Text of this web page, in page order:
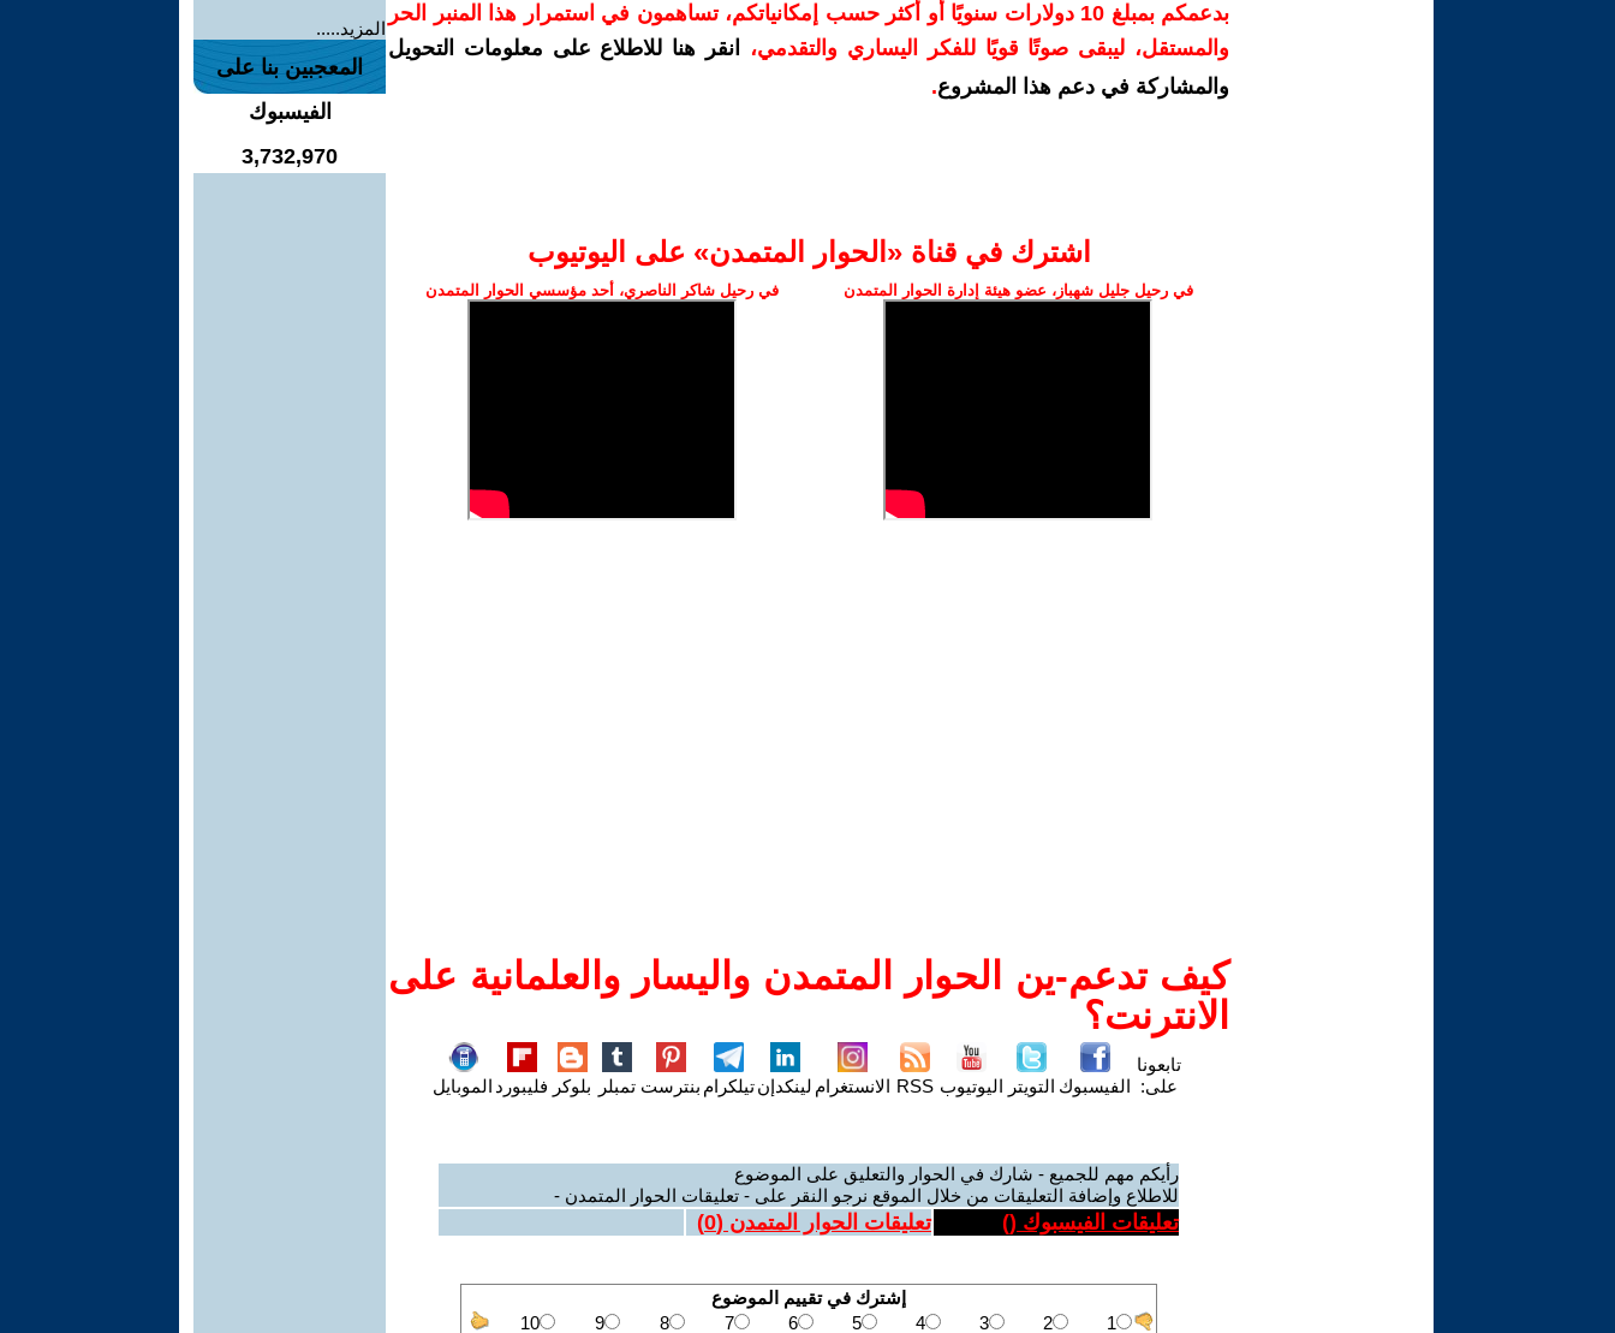
بدعمكم بمبلغ 10 دولارات سنويًا أو أكثر حسب إمكانياتكم، تساهمون في استمرار هذا المنبر الحر
والمستقل، ليبقى صوتًا قويًا للفكر اليساري والتقدمي،
انقر هنا للاطلاع على معلومات التحويل
والمشاركة في دعم هذا المشروع.
اشترك في قناة ‫«الحوار المتمدن» على اليوتيوب
في رحيل جليل شهباز، عضو هيئة إدارة الحوار المتمدن في رحيل شاكر الناصري، أحد مؤسسي الحوار المتمدن
كيف تدعم-ين الحوار المتمدن واليسار والعلمانية على
الانترنت؟
تابعونا
على: الفيسبوك التويتر اليوتيوب RSS الانستغرام لينكدإنتيلكرام بنترست تمبلر بلوكر فليبورد الموبايل
رأيكم مهم للجميع - شارك في الحوار والتعليق على الموضوع
للاطلاع وإضافة التعليقات من خلال الموقع نرجو النقر على - تعليقات الحوار المتمدن -
تعليقات الفيسبوك () تعليقات الحوار المتمدن (0
)
المزيد.....
المعجبين بنا على
الفيسبوك
3,732,970